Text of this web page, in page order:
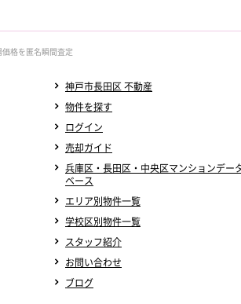
格を匿名瞬間査定
神戸市長田区 不動産
物件を探す
ログイン
売却ガイド
兵庫区・長田区・中央区マンションデー
ベース
エリア別物件一覧
学校区別物件一覧
スタッフ紹介
お問い合わせ
ブログ